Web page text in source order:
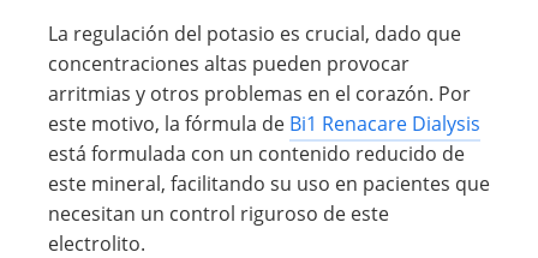
La regulación del potasio es crucial, dado que
concentraciones altas pueden provocar
arritmias y otros problemas en el corazón. Por
este motivo, la fórmula de Bi1 Renacare Dialysis
está formulada con un contenido reducido de
este mineral, facilitando su uso en pacientes que
necesitan un control riguroso de este
electrolito.